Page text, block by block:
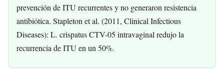
prevención de ITU recurrentes y no generaron resistencia
antibiótica. Stapleton et al. (2011, Clinical Infectious
Diseases): L. crispatus CTV-05 intravaginal redujo la
recurrencia de ITU en un 50%.